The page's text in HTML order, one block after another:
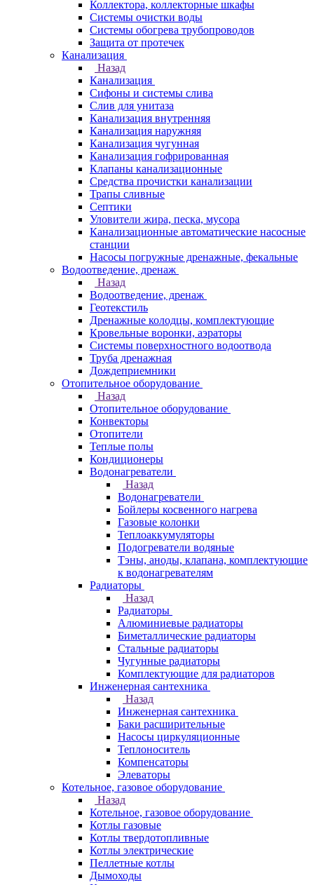
Коллектора, коллекторные шкафы
Системы очистки воды
Системы обогрева трубопроводов
Защита от протечек
Канализация
Назад
Канализация
Сифоны и системы слива
Слив для унитаза
Канализация внутренняя
Канализация наружняя
Канализация чугунная
Канализация гофрированная
Клапаны канализационные
Средства прочистки канализации
Трапы сливные
Септики
Уловители жира, песка, мусора
Канализационные автоматические насосные
станции
Насосы погружные дренажные, фекальные
Водоотведение, дренаж
Назад
Водоотведение, дренаж
Геотекстиль
Дренажные колодцы, комплектующие
Кровельные воронки, аэраторы
Системы поверхностного водоотвода
Труба дренажная
Дождеприемники
Отопительное оборудование
Назад
Отопительное оборудование
Конвекторы
Отопители
Теплые полы
Кондиционеры
Водонагреватели
Назад
Водонагреватели
Бойлеры косвенного нагрева
Газовые колонки
Теплоаккумуляторы
Подогреватели водяные
Тэны, аноды, клапана, комплектующие
к водонагревателям
Радиаторы
Назад
Радиаторы
Алюминиевые радиаторы
Биметаллические радиаторы
Стальные радиаторы
Чугунные радиаторы
Комплектующие для радиаторов
Инженерная сантехника
Назад
Инженерная сантехника
Баки расширительные
Насосы циркуляционные
Теплоноситель
Компенсаторы
Элеваторы
Котельное, газовое оборудование
Назад
Котельное, газовое оборудование
Котлы газовые
Котлы твердотопливные
Котлы электрические
Пеллетные котлы
Дымоходы